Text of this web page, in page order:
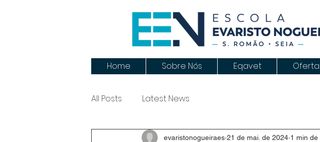
Home Sobre Nós Eqavet
All Posts Latest News
evaristonogueiraes 21 de mai. de 2024 1 min de